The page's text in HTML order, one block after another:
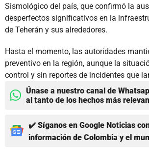
Sismológico del país, que confirmó la
desperfectos significativos en la
de Teherán y sus alrededores.
Hasta el momento, las autoridades
preventivo en la región, aunque la
control y sin reportes de incidentes que
Únase a nuestro canal de
al tanto de los hechos más
✔️ Síganos en Google Noticias
información de Colombia y el